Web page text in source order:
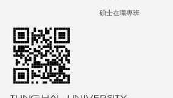
碩士在職專班